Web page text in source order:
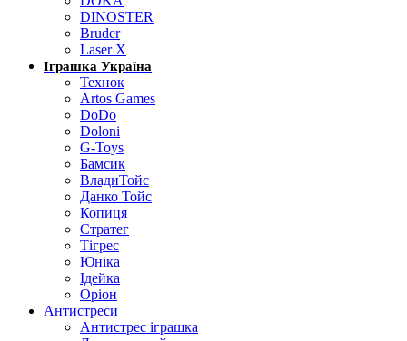
DINOSTER
Bruder
Laser X
Іграшка Україна
Технок
Artos Games
DoDo
Doloni
G-Toys
Бамсик
ВладиТойс
Данко Тойс
Копиця
Стратег
Тігрес
Юніка
Ідейка
Оріон
Антистреси
Антистрес іграшка